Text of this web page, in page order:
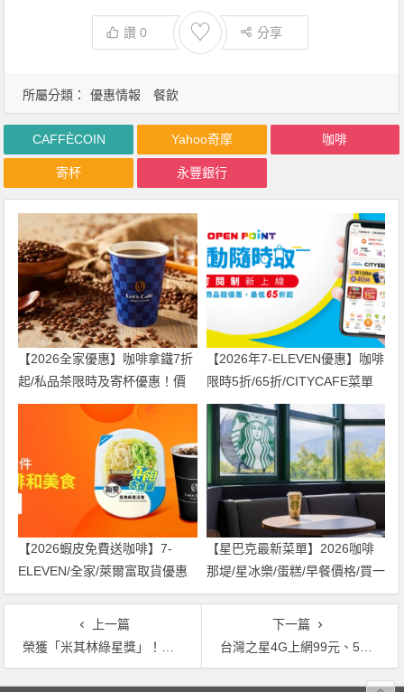
讚0 ♡ 分享
所屬分類： 優惠情報 餐飲
CAFFÈCOIN Yahoo奇摩 咖啡
寄杯 永豐銀行
【2026全家優惠】咖啡拿鐵7折
起/私品茶限時及寄杯優惠！價
格/菜單一起看
【2026年7-ELEVEN優惠】咖啡
限時5折/65折/CITYCAFE菜單
一起看！
【2026蝦皮免費送咖啡】7-
ELEVEN/全家/萊爾富取貨優惠
兌換方式一起看
【星巴克最新菜單】2026咖啡
那堤/星冰樂/蛋糕/早餐價格/買一
送一整理
上一篇
榮獲「米其林綠星獎」！山海樓慶「雙星殊榮」8/27-9/25全面8折；GREEN & SAFE 真食物專賣店至9/12全通路9折！
下一篇
台灣之星4G上網99元、5G上網149元起！5G吃到飽1199全電信最低價！
文